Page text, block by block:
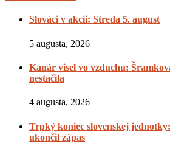
Slováci v akcii: Streda 5. august
5 augusta, 2026
Kanár visel vo vzduchu:
nestačila
4 augusta, 2026
Trpký koniec slovenskej
ukončil zápas